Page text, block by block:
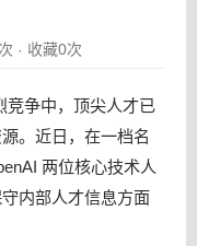
· 收藏0次
竞争中，顶尖人才已
。近日，在一档名
两位核心技术人
内部人才信息方面